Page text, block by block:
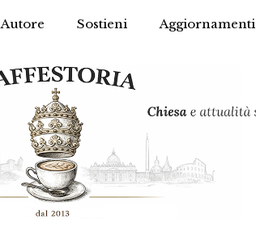
Autore Sostieni Aggiornamenti